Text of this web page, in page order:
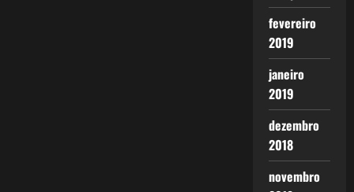
fevereiro
2019
janeiro
2019
dezembro
2018
novembro